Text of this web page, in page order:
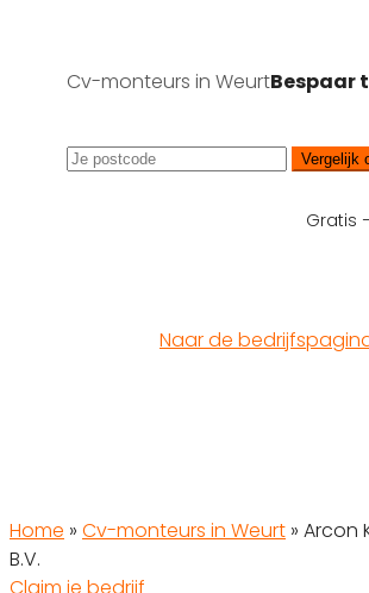
Cv-monteurs in WeurtBespaar
Vergelijk
Gratis
Naar de
Home » Cv-monteurs in Weurt » Arcon
B.V.